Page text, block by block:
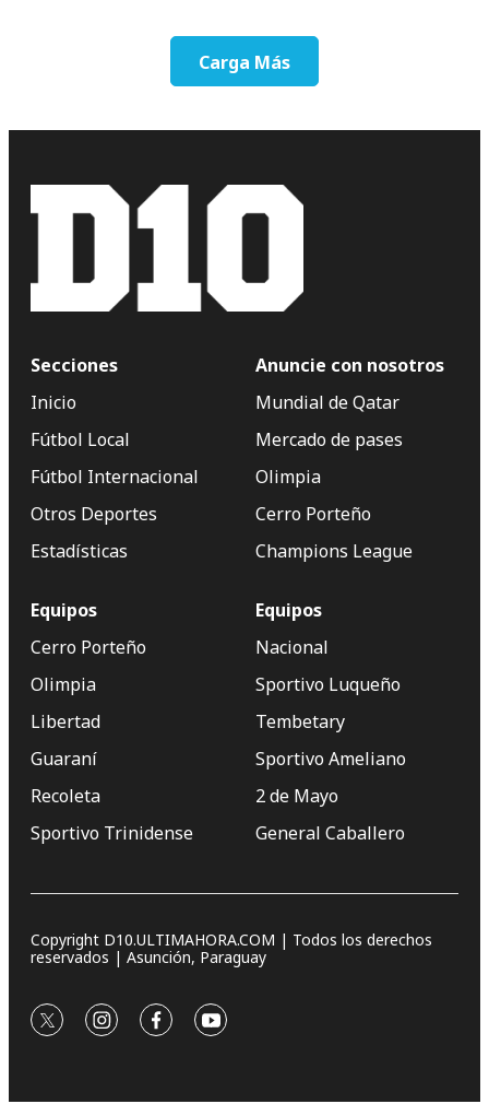
Carga Más
Secciones
Inicio
Fútbol Local
Fútbol Internacional
Otros Deportes
Estadísticas
Anuncie con nosotros
Mundial de Qatar
Mercado de pases
Olimpia
Cerro Porteño
Champions League
Equipos
Cerro Porteño
Olimpia
Libertad
Guaraní
Recoleta
Sportivo Trinidense
Equipos
Nacional
Sportivo Luqueño
Tembetary
Sportivo Ameliano
2 de Mayo
General Caballero
Copyright D10.ULTIMAHORA.COM | Todos los derechos
reservados | Asunción, Paraguay
twitterinstagram
facebookyoutube